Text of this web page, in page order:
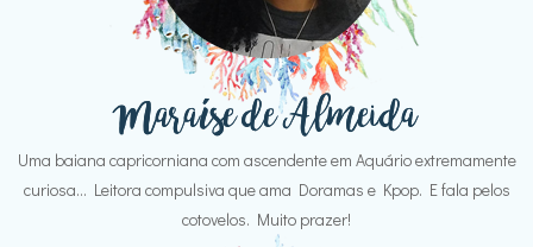
Uma baiana capricorniana com ascendente em Aquário extremamente
curiosa... Leitora compulsiva que ama Doramas e Kpop. E fala pelos
cotovelos. Muito prazer!